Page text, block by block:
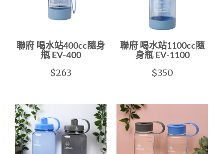
聯府 喝水站400cc隨身
瓶 EV-400
$263
聯府 喝水站1100cc隨
身瓶 EV-1100
$350